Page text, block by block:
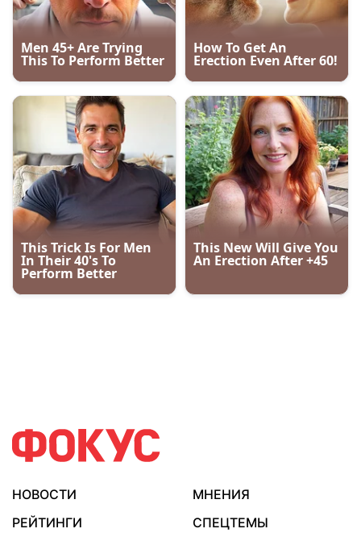
НОВОСТИ
МНЕНИЯ
РЕЙТИНГИ
СПЕЦТЕМЫ